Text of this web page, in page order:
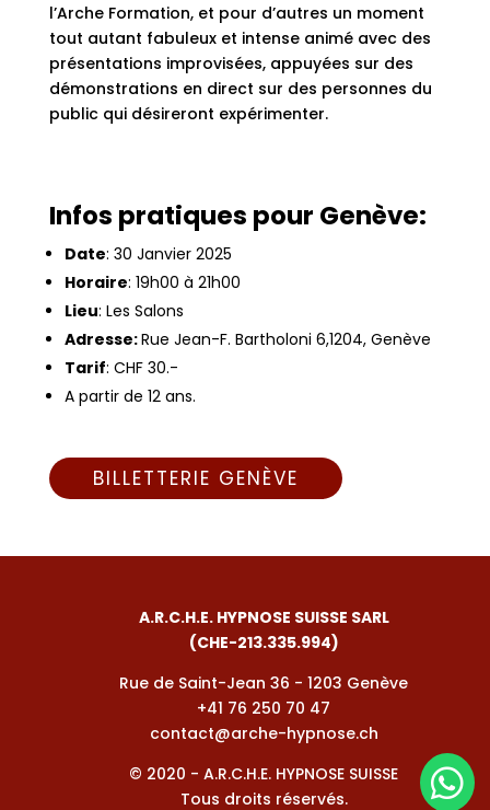
l’Arche Formation, et pour d’autres un moment
tout autant fabuleux et intense animé avec des
présentations improvisées, appuyées sur des
démonstrations en direct sur des personnes du
public qui désireront expérimenter.
Infos pratiques pour Genève:
Date: 30 Janvier 2025
Horaire: 19h00 à 21h00
Lieu: Les Salons
Adresse:Rue Jean-F. Bartholoni 6,1204, Genève
Tarif: CHF 30.-
A partir de 12 ans.
BILLETTERIE GENÈVE
A.R.C.H.E. HYPNOSE SUISSE SARL
(CHE-213.335.994)
Rue de Saint-Jean 36 - 1203 Genève
+41 76 250 70 47
contact@arche-hypnose.ch
© 2020 - A.R.C.H.E. HYPNOSE SUISSE
Tous droits réservés.
